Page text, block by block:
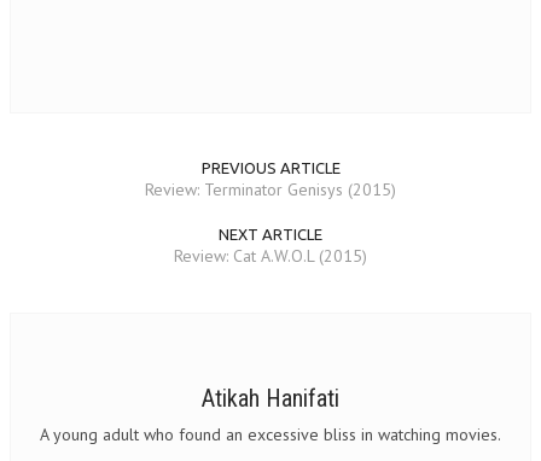
PREVIOUS ARTICLE
Review: Terminator Genisys (2015)
NEXT ARTICLE
Review: Cat A.W.O.L (2015)
Atikah Hanifati
A young adult who found an excessive bliss in watching movies.